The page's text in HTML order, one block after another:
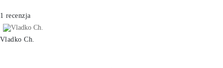
1 recenzja
Vladko Ch.